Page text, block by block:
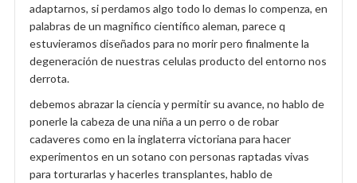
adaptarnos, si perdamos algo todo lo demas lo compenza, en
palabras de un magnifico cientifico aleman, parece q
estuvieramos diseñados para no morir pero finalmente la
degeneración de nuestras celulas producto del entorno nos
derrota.
debemos abrazar la ciencia y permitir su avance, no hablo de
ponerle la cabeza de una niña a un perro o de robar
cadaveres como en la inglaterra victoriana para hacer
experimentos en un sotano con personas raptadas vivas
para torturarlas y hacerles transplantes, hablo de